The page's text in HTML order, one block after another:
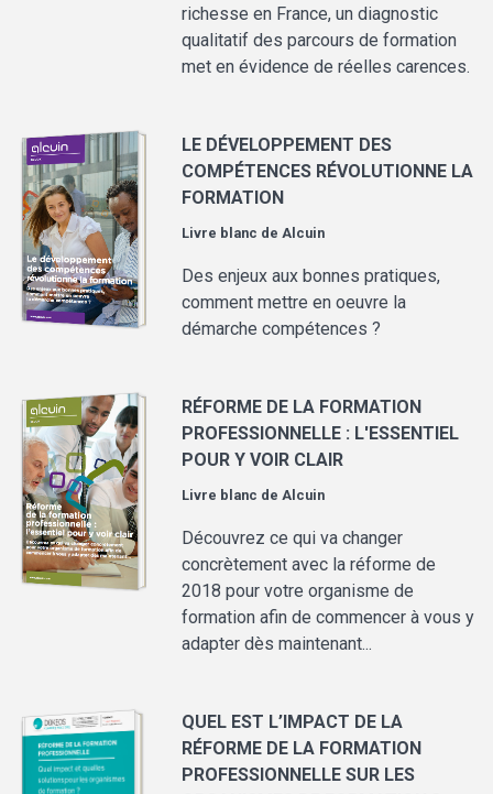
richesse en France, un diagnostic
qualitatif des parcours de formation
met en évidence de réelles carences.
LE DÉVELOPPEMENT DES
COMPÉTENCES RÉVOLUTIONNE LA
FORMATION
Livre blanc deAlcuin
Des enjeux aux bonnes pratiques,
comment mettre en oeuvre la
démarche compétences ?
RÉFORME DE LA FORMATION
PROFESSIONNELLE : L'ESSENTIEL
POUR Y VOIR CLAIR
Livre blanc deAlcuin
Découvrez ce qui va changer
concrètement avec la réforme de
2018 pour votre organisme de
formation afin de commencer à vous y
adapter dès maintenant...
QUEL EST L’IMPACT DE LA
RÉFORME DE LA FORMATION
PROFESSIONNELLE SUR LES